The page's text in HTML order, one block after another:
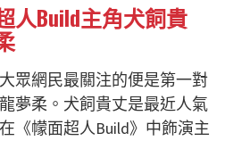
人Build主角犬飼貴
眾網民最關注的便是第一對
夢柔。犬飼貴丈是最近人氣
《幪面超人Build》中飾演主